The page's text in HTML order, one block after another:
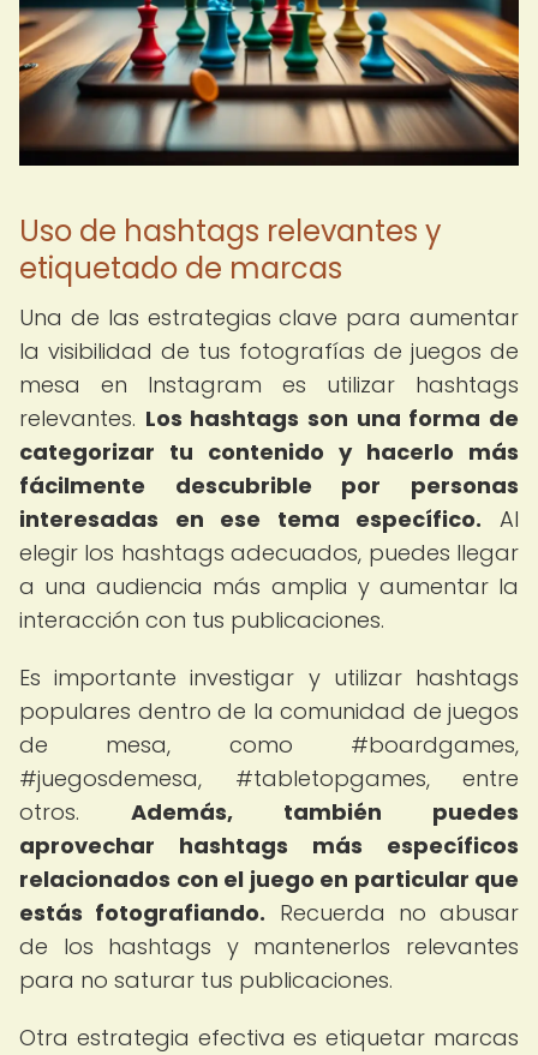
Uso de hashtags relevantes y
etiquetado de marcas
Una de las estrategias clave para aumentar
la visibilidad de tus fotografías de juegos de
mesa en Instagram es utilizar hashtags
relevantes. Los hashtags son una forma de
categorizar tu contenido y hacerlo más
fácilmente descubrible por personas
interesadas en ese tema específico. Al
elegir los hashtags adecuados, puedes llegar
a una audiencia más amplia y aumentar la
interacción con tus publicaciones.
Es importante investigar y utilizar hashtags
populares dentro de la comunidad de juegos
de mesa, como #boardgames,
#juegosdemesa, #tabletopgames, entre
otros. Además, también puedes
aprovechar hashtags más específicos
relacionados con el juego en particular que
estás fotografiando. Recuerda no abusar
de los hashtags y mantenerlos relevantes
para no saturar tus publicaciones.
Otra estrategia efectiva es etiquetar marcas